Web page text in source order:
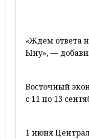
«Ждем ответа
Ыну», —
Восточный
с 11 по 13
1 июня